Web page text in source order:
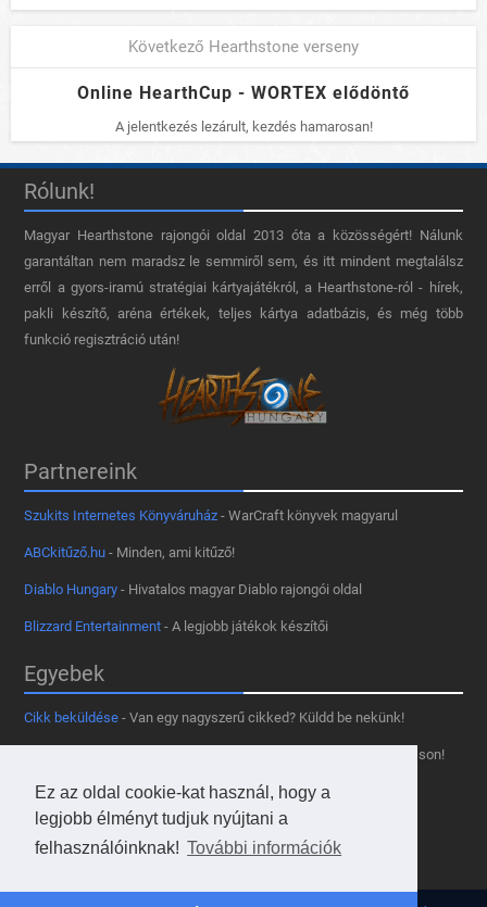
Ez az oldal cookie-kat használ, hogy a
legjobb élményt tudjuk nyújtani a
felhasználóinknak! További információk
Következő Hearthstone verseny
Online HearthCup - WORTEX elődöntő
A jelentkezés lezárult, kezdés hamarosan!
Rólunk!
Magyar Hearthstone​ rajongói oldal 2013 óta a közösségért! Nálunk
garantáltan nem maradsz le semmiről sem, és itt mindent megtalálsz
erről a gyors-iramú stratégiai kártyajátékról, a Hearthstone-ról - hírek,
pakli készítő, aréna értékek, teljes kártya adatbázis, és még több
funkció regisztráció után!
Partnereink
Szukits Internetes Könyváruház - WarCraft könyvek magyarul
ABCkitűző.hu - Minden, ami kitűző!
Diablo Hungary - Hivatalos magyar Diablo rajongói oldal
Blizzard Entertainment - A legjobb játékok készítői
Egyebek
Cikk beküldése - Van egy nagyszerű cikked? Küldd be nekünk!
- Tetszik az oldal? Segíts, hogy fennmaradhasson!
Kapcsolat, médiaajánlat- Lépj velünk kapcsolatba!
Használd a tooltipünket- A saját oldaladon is!